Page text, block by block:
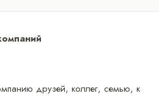
друзей, коллег, семью, к